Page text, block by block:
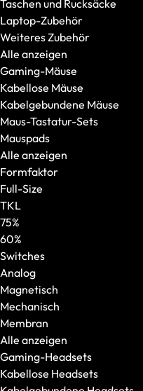
Taschen und Rucksäcke
Laptop-Zubehör
Weiteres Zubehör
Alle anzeigen
Gaming-Mäuse
Kabellose Mäuse
Kabelgebundene Mäuse
Maus-Tastatur-Sets
Mauspads
Alle anzeigen
Formfaktor
Full-Size
TKL
75%
60%
Switches
Analog
Magnetisch
Mechanisch
Membran
Alle anzeigen
Gaming-Headsets
Kabellose Headsets
500 Nits oder mehr
240 Hz oder mehr
100 % DCI-P3
Weitere Features
OASIS Ready
PCIe 5.0 SSD
Per-Key-RGB
Windows Hello
Modellserie
Alle anzeigen
XMG NOMAD
XMG SECTOR
XMG TRINITY
XMG STUDIO
Editions
XMG UNIFY x iCUE
CPU
AMD
AMD Ryzen 5
AMD Ryzen 7
AMD Ryzen 9
Intel
Intel Core Ultra 5